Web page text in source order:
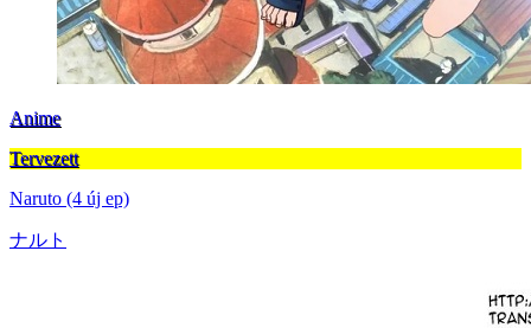
Anime
Tervezett
Naruto (4 új ep)
ナルト